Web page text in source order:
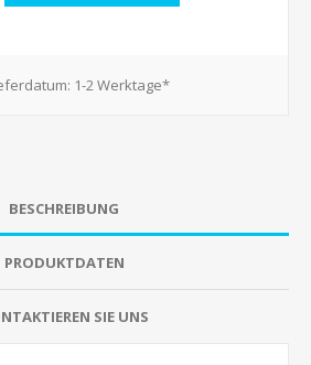
1-2 Werktage*
BESCHREIBUNG
PRODUKTDATEN
SIE UNS